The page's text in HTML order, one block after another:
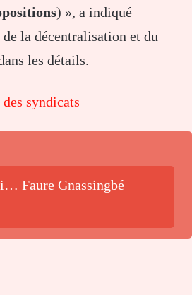
) », a indiqué
la décentralisation et du
les détails.
syndicats
Faure Gnassingbé